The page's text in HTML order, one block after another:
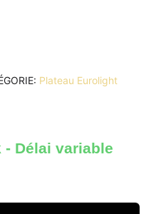
Plateau Eurolight
Délai variable